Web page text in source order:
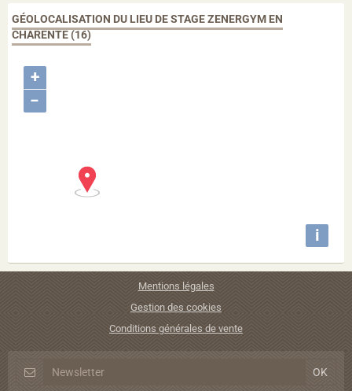
GÉOLOCALISATION DU LIEU DE STAGE ZENERGYM EN
CHARENTE (16)
+
−
i
Mentions légales
Gestion des cookies
Conditions générales de vente